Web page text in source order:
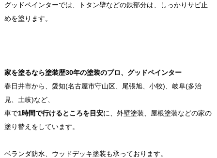
グッドペインターでは、トタン壁などの鉄部分は、しっかりサビ止
めを塗ります。
家を塗るなら塗装歴30年の塗装のプロ、グッドペインター
春日井市から、愛知(名古屋市守山区、尾張旭、小牧)、岐阜(多治
見、土岐)など、
車で1時間で行けるところを目安に、外壁塗装、屋根塗装などの家の
塗り替えをしています。
ベランダ防水、ウッドデッキ塗装も承っております。